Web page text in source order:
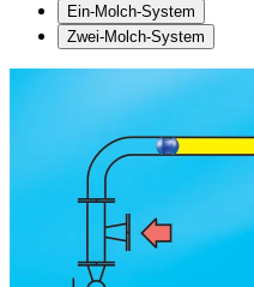
Ein-Molch-System
Zwei-Molch-System